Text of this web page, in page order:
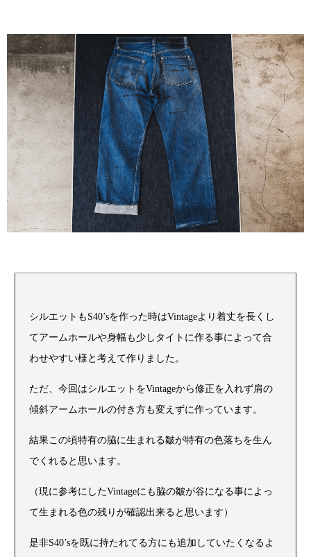
シルエットもS40’sを作った時はVintageより着丈を長くし
てアームホールや身幅も少しタイトに作る事によって合
わせやすい様と考えて作りました。
ただ、今回はシルエットをVintageから修正を入れず肩の
傾斜アームホールの付き方も変えずに作っています。
結果この頃特有の脇に生まれる皺が特有の色落ちを生ん
でくれると思います。
（現に参考にしたVintageにも脇の皺が谷になる事によっ
て生まれる色の残りが確認出来ると思います）
是非S40’sを既に持たれてる方にも追加していたくなるよ